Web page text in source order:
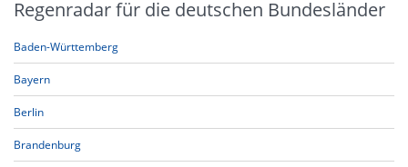
Regenradar für die deutschen Bundesländer
Baden-Württemberg
Bayern
Berlin
Brandenburg